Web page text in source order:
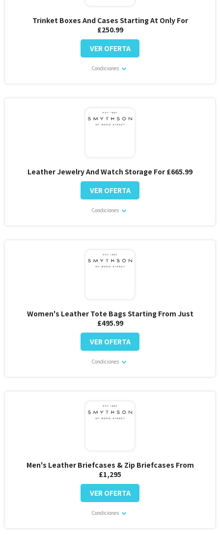
Trinket Boxes And Cases Starting At Only For
£250.99
Condiciones
VER OFERTA
Leather Jewelry And Watch Storage For £665.99
Condiciones
VER OFERTA
Women's Leather Tote Bags Starting From Just
£495.99
Condiciones
VER OFERTA
Men's Leather Briefcases & Zip Briefcases From
£1,295
Condiciones
VER OFERTA